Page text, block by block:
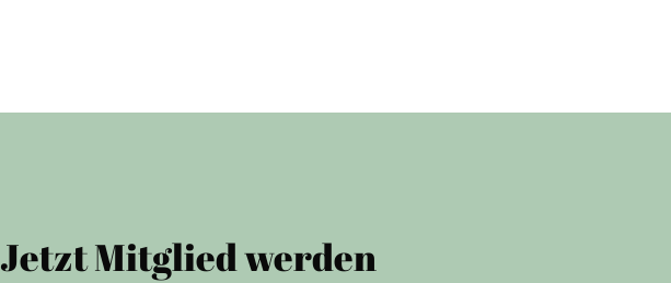
Kooperationen
Jetzt Mitglied werden